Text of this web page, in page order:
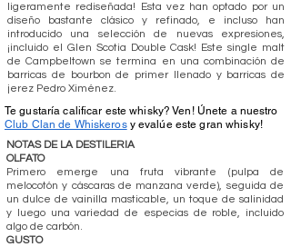
ligeramente rediseñada! Esta vez han optado por un
diseño bastante clásico y refinado, e incluso han
introducido una selección de nuevas expresiones,
¡incluido el Glen Scotia Double Cask! Este single malt
de Campbeltown se termina en una combinación de
barricas de bourbon de primer llenado y barricas de
jerez Pedro Ximénez.
Te gustaría calificar este whisky? Ven! Únete a nuestro
Club Clan de Whiskerosy evalúe este gran whisky!
NOTAS DE LA DESTILERIA
OLFATO
Primero emerge una fruta vibrante (pulpa de
melocotón y cáscaras de manzana verde), seguida de
un dulce de vainilla masticable, un toque de salinidad
y luego una variedad de especias de roble, incluido
algo de carbón.
GUSTO